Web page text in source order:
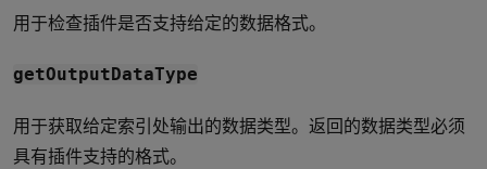
用于检查插件是否支持给定的数据格式。
getOutputDataType
用于获取给定索引处输出的数据类型。返回的数据类型必须
具有插件支持的格式。